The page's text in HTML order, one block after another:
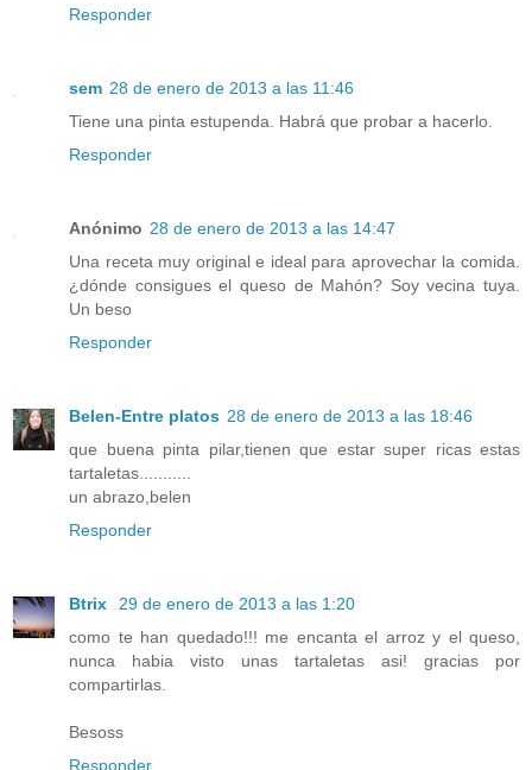
Responder
sem 28 de enero de 2013 a las 11:46
Tiene una pinta estupenda. Habrá que probar a hacerlo.
Responder
Anónimo 28 de enero de 2013 a las 14:47
Una receta muy original e ideal para aprovechar la comida.
¿dónde consigues el queso de Mahón? Soy vecina tuya.
Un beso
Responder
Belen-Entre platos 28 de enero de 2013 a las 18:46
que buena pinta pilar,tienen que estar super ricas estas
tartaletas...........
un abrazo,belen
Responder
Btrix
29 de enero de 2013 a las 1:20
como te han quedado!!! me encanta el arroz y el queso,
nunca habia visto unas tartaletas asi! gracias por
compartirlas.
Besoss
Responder